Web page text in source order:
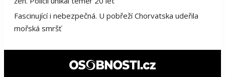
Fascinující i nebezpečná. U pobřeží Chorvatska udeřila
mořská smršť